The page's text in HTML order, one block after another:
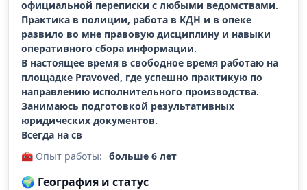
официальной переписки с любыми ведомствами.
Практика в полиции, работа в КДН и в опеке
развило во мне правовую дисциплину и навыки
оперативного сбора информации.
В настоящее время в свободное время работаю на
площадке Pravoved, где успешно практикую по
направлению исполнительного производства.
Занимаюсь подготовкой результативных
юридических документов.
Всегда на св
🧰 Опыт работы: больше 6 лет
🌍 География и статус